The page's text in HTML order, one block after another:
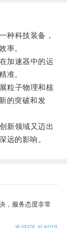
科技装备，
率。
加速器中的运
准。
粒子物理和核
的突破和发
新领域又迈出
远的影响。
，服务态度非常